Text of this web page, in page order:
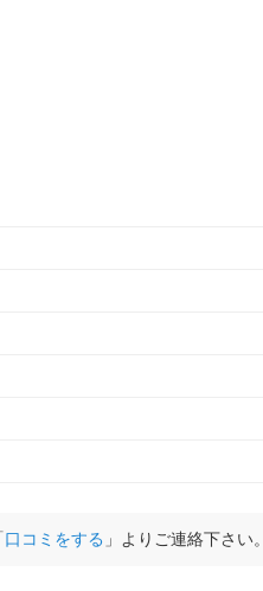
口コミをする 」よりご連絡下さい。